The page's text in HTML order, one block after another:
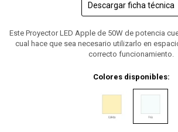
Descargar ficha técnica
Este Proyector LED Apple de 50W de potencia
cual hace que sea necesario utilizarlo en
correcto funcionamiento.
Colores disponibles: